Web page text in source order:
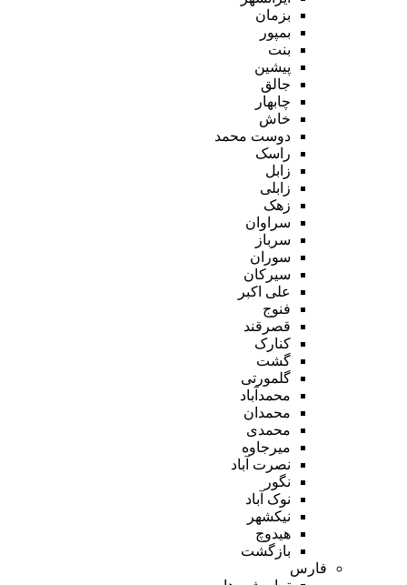
بزمان
بمپور
بنت
پیشین
جالق
چابهار
خاش
دوست محمد
راسک
زابل
زابلی
زهک
سراوان
سرباز
سوران
سیرکان
علی اکبر
فنوج
قصرقند
کنارک
گشت
گلمورتی
محمدآباد
محمدان
محمدی
میرجاوه
نصرت آباد
نگور
نوک آباد
نیکشهر
هیدوچ
بازگشت
فارس